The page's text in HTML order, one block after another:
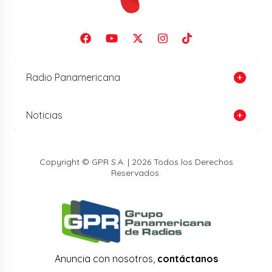
Radio Panamericana
Noticias
Copyright © GPR S.A. | 2026 Todos los Derechos
Reservados.
Anuncia con nosotros, contáctanos